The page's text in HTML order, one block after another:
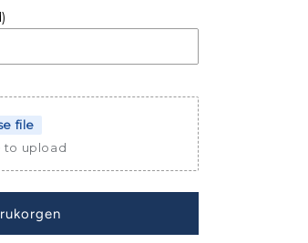
file
to upload